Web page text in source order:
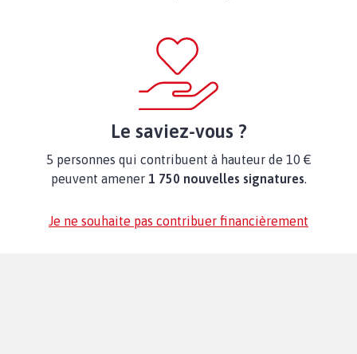
Le saviez-vous ?
5 personnes qui contribuent à hauteur de 10 €
peuvent amener 1 750 nouvelles signatures.
Je ne souhaite pas contribuer financièrement